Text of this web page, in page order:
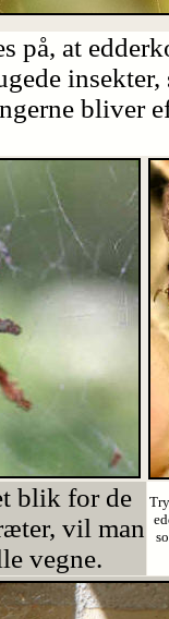
på, at
bliver
blik for de
vil man
vegne.